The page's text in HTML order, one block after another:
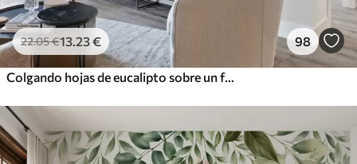
22.05€13.23€ 98
Colgando hojas de eucalipto sobre un fondo blanco